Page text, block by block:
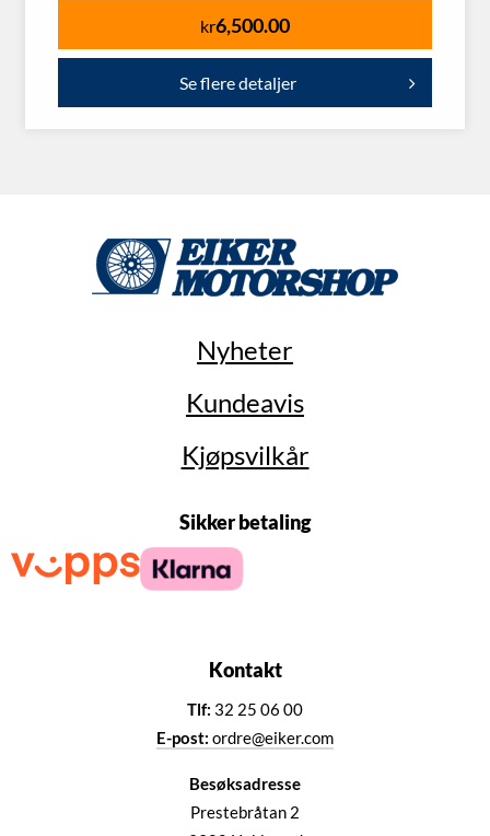
kr6,500.00
Se flere detaljer
Nyheter
Kundeavis
Kjøpsvilkår
Sikker betaling
Kontakt
Tlf: 32 25 06 00
E-post: ordre@eiker.com
Besøksadresse
Prestebråtan 2